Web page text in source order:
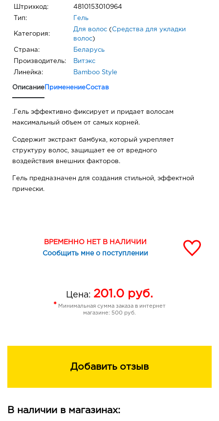
Штрихкод: 4810153010964
Тип: Гель
Категория:
Для волос ( Средства для укладки
волос)
Страна: Беларусь
Производитель: Витэкс
Линейка: Bamboo Style
Описание ПрименениеСостав
.Гель эффективно фиксирует и придает волосам
максимальный объем от самых корней.
Содержит экстракт бамбука, который укрепляет
структуру волос, защищает ее от вредного
воздействия внешних факторов.
Гель предназначен для создания стильной, эффектной
прически.
ВРЕМЕННО НЕТ В НАЛИЧИИ
Сообщить мне о поступлении
Цена: 201.0 руб.
* Минимальная сумма заказа в интернет
магазине: 500 руб.
Добавить отзыв
В наличии в магазинах: